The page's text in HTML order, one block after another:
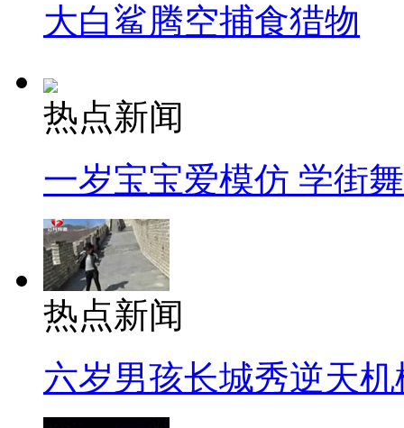
大白鲨腾空捕食猎物
热点新闻
一岁宝宝爱模仿 学街
热点新闻
六岁男孩长城秀逆天机